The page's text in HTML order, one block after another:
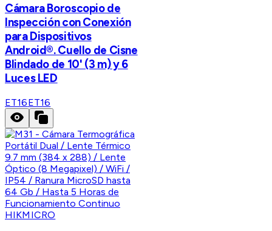
Cámara Boroscopio de
Inspección con Conexión
para Dispositivos
Android®. Cuello de Cisne
Blindado de 10' (3 m) y 6
Luces LED
ET16ET16
HIKMICRO